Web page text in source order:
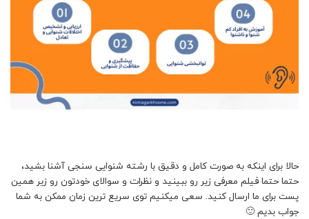
حالا برای اینکه به صورت کامل و دقیق با رشته شنوایی سنجی آشنا بشید،
حتما حتما فیلم معرفی زیر رو ببینید و نظرات و سوالای خودتون رو زیر همین
پست برای ما ارسال کنید. سعی میکنیم توی سریع ترین زمان ممکن به شما
جواب بدیم 🙂